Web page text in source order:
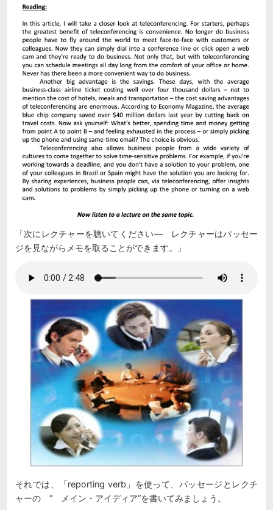
「次にレクチャーを聴いてください― レクチャーはパッセー
ジを見ながらメモを取ることができます。」
それでは、「reporting verb」を使って、パッセージとレクチ
ャーの ” メイン・アイディア”を書いてみましょう。